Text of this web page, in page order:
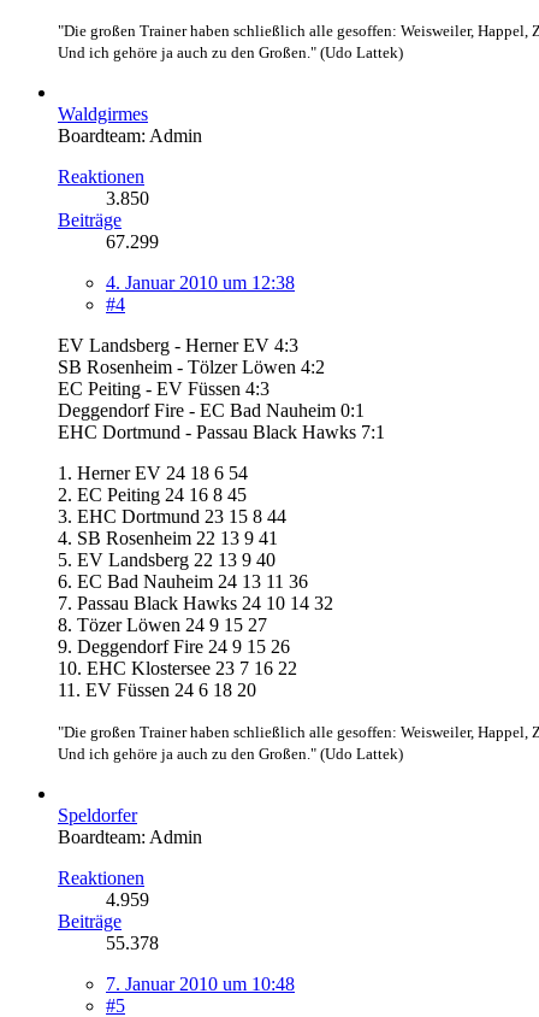
"Die großen Trainer haben schließlich alle gesoffen: Weisweiler, Happel,
Und ich gehöre ja auch zu den Großen." (Udo Lattek)
Waldgirmes
Boardteam: Admin
Reaktionen
3.850
Beiträge
67.299
4. Januar 2010 um 12:38
#4
EV Landsberg - Herner EV 4:3
SB Rosenheim - Tölzer Löwen 4:2
EC Peiting - EV Füssen 4:3
Deggendorf Fire - EC Bad Nauheim 0:1
EHC Dortmund - Passau Black Hawks 7:1
1. Herner EV 24 18 6 54
2. EC Peiting 24 16 8 45
3. EHC Dortmund 23 15 8 44
4. SB Rosenheim 22 13 9 41
5. EV Landsberg 22 13 9 40
6. EC Bad Nauheim 24 13 11 36
7. Passau Black Hawks 24 10 14 32
8. Tözer Löwen 24 9 15 27
9. Deggendorf Fire 24 9 15 26
10. EHC Klostersee 23 7 16 22
11. EV Füssen 24 6 18 20
"Die großen Trainer haben schließlich alle gesoffen: Weisweiler, Happel,
Und ich gehöre ja auch zu den Großen." (Udo Lattek)
Speldorfer
Boardteam: Admin
Reaktionen
4.959
Beiträge
55.378
7. Januar 2010 um 10:48
#5